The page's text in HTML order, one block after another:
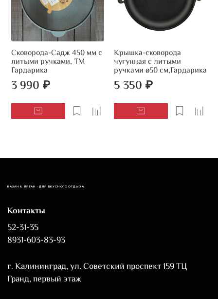
Сковорода-Садж 450 мм с
литыми ручками, ТМ
Гардарика
3 990 ₽
Крышка-сковорода
чугунная с литыми
ручками ø50 см,Гардарика
5 350 ₽
КАЗАН & ЛЯГАН - ДЛЯ ВКУСНОГО ОТДЫХА!
Контакты
52-31-35
8931-603-83-93
г. Калининград, ул. Советский проспект 159 ТЦ
Гранд, первый этаж